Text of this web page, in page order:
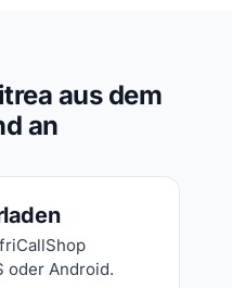
aus dem
an
oder Android.